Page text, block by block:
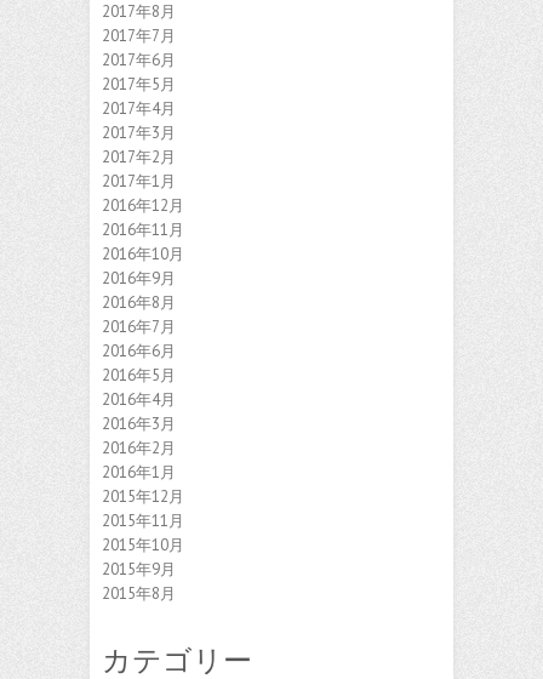
2017年8月
2017年7月
2017年6月
2017年5月
2017年4月
2017年3月
2017年2月
2017年1月
2016年12月
2016年11月
2016年10月
2016年9月
2016年8月
2016年7月
2016年6月
2016年5月
2016年4月
2016年3月
2016年2月
2016年1月
2015年12月
2015年11月
2015年10月
2015年9月
2015年8月
カテゴリー